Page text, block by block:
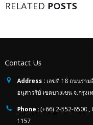
RELATED POSTS
Contact Us
Address : เลขที่ 18 ถนนรา
อนุสาวรีย์ เขตบางเขน จ.กรุง
Phone :(+66) 2-552-6500 ,
1157